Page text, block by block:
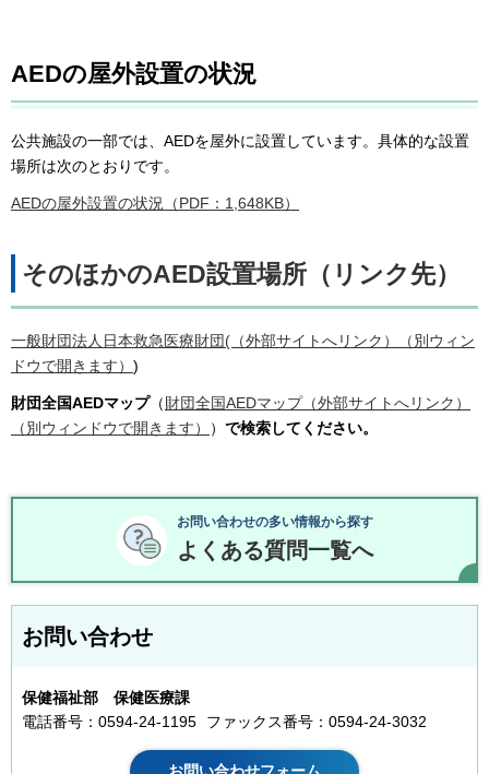
AEDの屋外設置の状況
公共施設の一部では、AEDを屋外に設置しています。具体的な設置
場所は次のとおりです。
AEDの屋外設置の状況（PDF：1,648KB）
そのほかのAED設置場所（リンク先）
一般財団法人日本救急医療財団(（外部サイトへリンク）（別ウィン
ドウで開きます） )
財団全国AEDマップ（財団全国AEDマップ（外部サイトへリンク）
（別ウィンドウで開きます）
） で検索してください。
お問い合わせの多い情報から探す
よくある質問一覧へ
お問い合わせ
保健福祉部 保健医療課
電話番号：0594-24-1195
ファックス番号：0594-24-3032